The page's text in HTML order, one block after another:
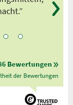
Bewertungen
der Bewertungen